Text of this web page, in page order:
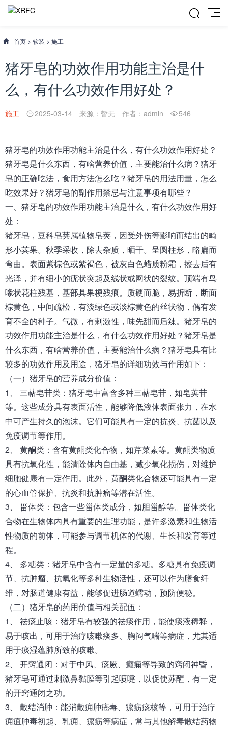
首页 > 软装 > 施工
猪牙皂的功效作用功能主治是什
么，有什么功效作用好处？
施工 2025-03-14 来源：暂无 作者：admin 546
猪牙皂的功效作用功能主治是什么，有什么功效作用好处 ？
猪牙皂是什么东西，有啥营养价值，主要能治什么病？猪牙
皂的正确吃法，食用方法怎么吃？猪牙皂的用法用量，怎么
吃效果好？猪牙皂的副作用禁忌与注意事项有哪些？
一、 猪牙皂的功效作用功能主治是什么，有什么功效作用好
处 ：
猪牙皂，豆科皂荚属植物皂荚，因受外伤等影响而结出的畸
形小荚果。秋季采收，除去杂质，晒干。呈圆柱形，略扁而
弯曲。表面紫棕色或紫褐色，被灰白色蜡质粉霜，擦去后有
光泽，并有细小的疣状突起及线状或网状的裂纹。顶端有鸟
喙状花柱残基，基部具果梗残痕。质硬而脆，易折断，断面
棕黄色，中间疏松，有淡绿色或淡棕黄色的丝状物，偶有发
育不全的种子。气微，有剌激性，味先甜而后辣。猪牙皂的
功效作用功能主治是什么，有什么功效作用好处？猪牙皂是
什么东西，有啥营养价值，主要能治什么病？猪牙皂具有比
较多的功效作用及用途，猪牙皂的详细功效与作用如下：
（一）猪牙皂的营养成分价值：
1、 三萜皂苷类：猪牙皂中富含多种三萜皂苷，如皂荚苷
等。这些成分具有表面活性，能够降低液体表面张力，在水
中可产生持久的泡沫。它们可能具有一定的抗炎、抗菌以及
免疫调节等作用。
2、 黄酮类：含有黄酮类化合物，如芹菜素等。黄酮类物质
具有抗氧化性，能清除体内自由基，减少氧化损伤，对维护
细胞健康有一定作用。此外，黄酮类化合物还可能具有一定
的心血管保护、抗炎和抗肿瘤等潜在活性。
3、 甾体类：包含一些甾体类成分，如胆甾醇等。甾体类化
合物在生物体内具有重要的生理功能，是许多激素和生物活
性物质的前体，可能参与调节机体的代谢、生长和发育等过
程。
4、 多糖类：猪牙皂中含有一定量的多糖。多糖具有免疫调
节、抗肿瘤、抗氧化等多种生物活性，还可以作为膳食纤
维，对肠道健康有益，能够促进肠道蠕动，预防便秘。
（二）猪牙皂的药用价值与相关配伍：
1、 祛痰止咳：猪牙皂有较强的祛痰作用，能使痰液稀释，
易于咳出，可用于治疗咳嗽痰多、胸闷气喘等病症，尤其适
用于痰湿蕴肺所致的咳嗽。
2、 开窍通闭：对于中风、痰厥、癫痫等导致的窍闭神昏，
猪牙皂可通过刺激鼻黏膜等引起喷嚏，以促使苏醒，有一定
的开窍通闭之功。
3、 散结消肿：能消散痈肿疮毒、瘰疬痰核等，可用于治疗
痈疽肿毒初起、乳痈、瘰疬等病症，常与其他解毒散结药物